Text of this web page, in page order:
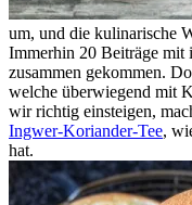
um, und die kulinarische
Immerhin 20 Beiträge mit
zusammen gekommen.
welche überwiegend mit
wir richtig einsteigen,
Ingwer-Koriander-Tee,
hat.